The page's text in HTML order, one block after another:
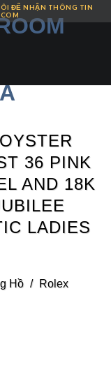
ĐỂ NHẬN THÔNG TIN
36 PINK
AND 18K
LADIES
Hồ / Rolex